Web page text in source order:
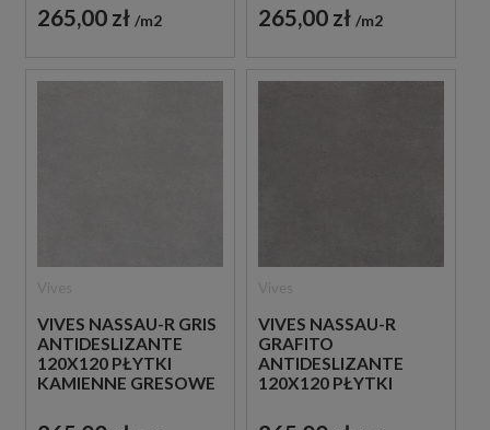
265,00 zł m2 265,00 zł m2
VIVES NASSAU-R GRIS
ANTIDESLIZANTE
120X120 PŁYTKI
KAMIENNE GRESOWE
VIVES NASSAU-R
GRAFITO
ANTIDESLIZANTE
120X120 PŁYTKI